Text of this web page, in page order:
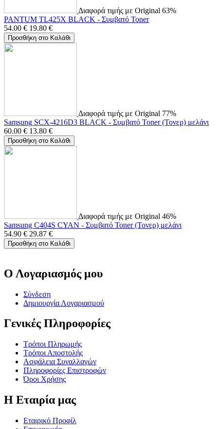
Διαφορά τιμής με Original 63%
PANTUM TL425X BLACK - Συμβατό Toner
54.00 € 19.80 €
Προσθήκη στο Καλάθι
Διαφορά τιμής με Original 77%
Samsung SCX-4216D3 BLACK - Συμβατό Toner (Τονερ) μελάνι
60.00 € 13.80 €
Προσθήκη στο Καλάθι
Διαφορά τιμής με Original 46%
Samsung C404S CYAN - Συμβατό Toner (Τονερ) μελάνι
54.90 € 29.87 €
Προσθήκη στο Καλάθι
Ο Λογαριασμός μου
Σύνδεση
Δημιουργία Λογαριασμού
Γενικές Πληροφορίες
Τρόποι Πληρωμής
Τρόποι Αποστολής
Ασφάλεια Συναλλαγών
Πληροφορίες Επιστροφών
Όροι Χρήσης
Η Εταιρία μας
Εταιρικό Προφίλ